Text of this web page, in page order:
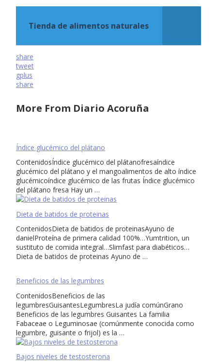
Tienda de alimentos naturales
share
tweet
gplus
share
More From Diario Acoruña
Índice glucémico del plátano
ContenidosÍndice glucémico del plátanofresaíndice
glucémico del plátano y el mangoalimentos de alto índice
glucémicoíndice glucémico de las frutas Índice glucémico
del plátano fresa Hay un …
Dieta de batidos de proteinas
ContenidosDieta de batidos de proteinasAyuno de
danielProteína de primera calidad 100%…Yumtrition, un
sustituto de comida integral…Slimfast para diabéticos…
Dieta de batidos de proteinas Ayuno de …
Beneficios de las legumbres
ContenidosBeneficios de las
legumbresGuisantesLegumbresLa judía comúnGrano
Beneficios de las legumbres Guisantes La familia
Fabaceae o Leguminosae (comúnmente conocida como
legumbre, guisante o frijol) es la …
Bajos niveles de testosterona